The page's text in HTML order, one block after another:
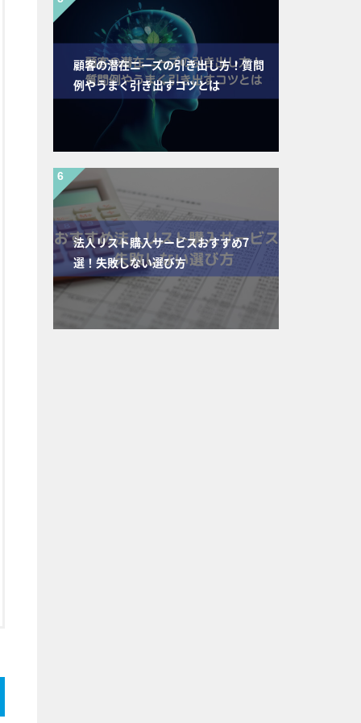
顧客の潜在ニーズの引き出し方！質問
例やうまく引き出すコツとは
法人リスト購入サービスおすすめ7
選！失敗しない選び方